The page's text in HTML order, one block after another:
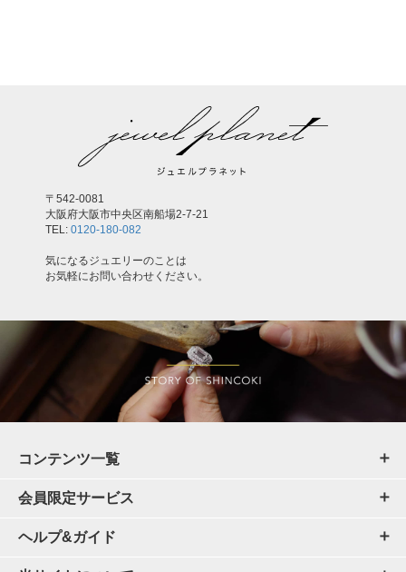
〒542-0081
大阪府大阪市中央区南船場2-7-21
TEL: 0120-180-082
気になるジュエリーのことは
お気軽にお問い合わせください。
コンテンツ一覧
会員限定サービス
ヘルプ&ガイド